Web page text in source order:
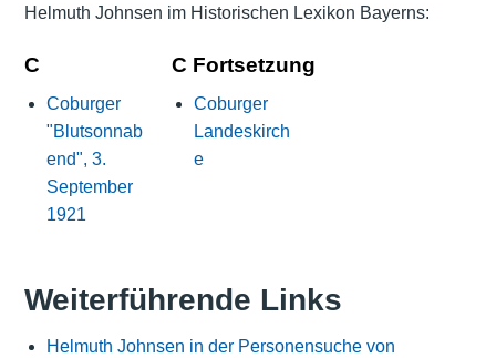
Helmuth Johnsen im Historischen Lexikon Bayerns:
C
Coburger
"Blutsonnab
end", 3.
September
1921
C Fortsetzung
Coburger
Landeskirch
e
Weiterführende Links
Helmuth Johnsen in der Personensuche von